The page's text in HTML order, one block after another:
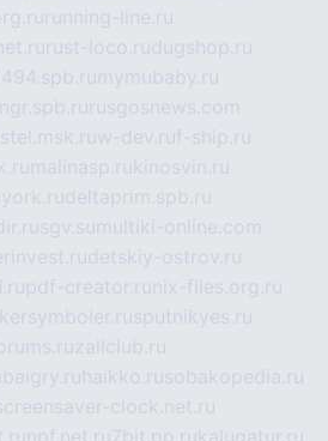
running-line.ru
rust-loco.rudugshop.ru
mymubaby.ru
ngr.spb.ru rusgosnews.com
w-dev.ruf-ship.ru
malinasp.rukinosvin.ru
deltaprim.spb.ru
sgv.su multiki-online.com
detskiy-ostrov.ru
pdf-creator.ru nix-files.org.ru
sputnikyes.ru
zallclub.ru
haikko.rusobakopedia.ru
clock.net.ru
npf.net.ru 7bit.pp.rukalugatur.ru